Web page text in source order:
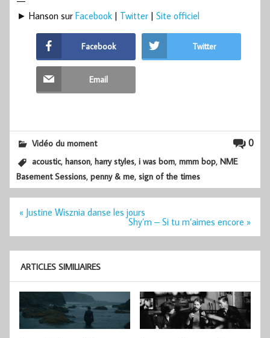
► Hanson sur Facebook | Twitter | Site officiel
Facebook Twitter
Email
0
Vidéo du moment
acoustic,hanson,harry styles,i was born,mmm bop,NME
Basement Sessions,penny & me,sign of the times
Navigation
de
« Justine Wisznia danse les jours
Shy’m – Si tu m’aimes encore »
ARTICLES SIMILIAIRES